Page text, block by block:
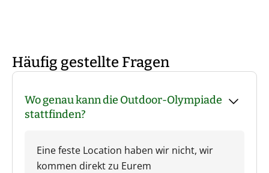
Häufig gestellte Fragen
Wo genau kann die Outdoor-Olympiade
stattfinden?
Eine feste Location haben wir nicht, wir
kommen direkt zu Eurem